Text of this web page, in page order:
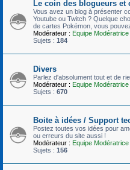
Le coin des blogueurs et
Vous avez un blog à présenter
Youtube ou Twitch ? Quelque
de cartes Pokémon, vous
Modérateur : Equipe Modératrice
Sujets : 184
Divers
Parlez d'absolument tout et de
Modérateur : Equipe Modératrice
Sujets : 670
Boite à idées / Support
Postez toutes vos idées pour
ou erreurs du site aussi !
Modérateur : Equipe Modératrice
Sujets : 156